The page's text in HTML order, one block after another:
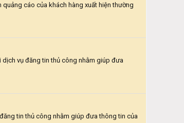
quảng cáo của khách hàng xuất hiện thường
dịch vụ đăng tin thủ công nhằm giúp đưa
tin thủ công nhằm giúp đưa thông tin của